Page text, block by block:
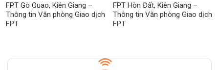
FPT Gò Quao, Kiên Giang –
Thông tin Văn phòng Giao dịch
FPT
FPT Hòn Đất, Kiên Giang –
Thông tin Văn phòng Giao dịch
FPT